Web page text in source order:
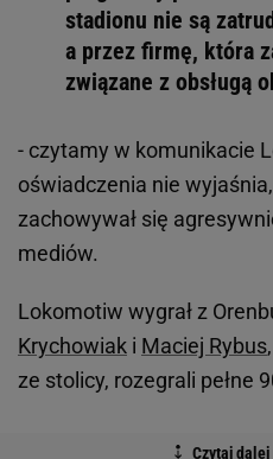
stadionu nie są
a przez firmę, która
związane z obsługą
- czytamy w komunikacie
oświadczenia nie
zachowywał się
mediów.
Lokomotiw wygrał z
Krychowiak i Maciej Rybus
ze stolicy, rozegrali pełne